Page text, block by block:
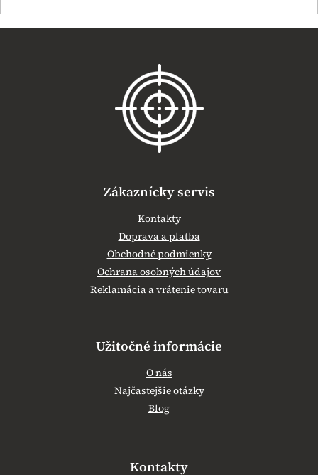
Zákaznícky servis
Kontakty
Doprava a platba
Obchodné podmienky
Ochrana osobných údajov
Reklamácia a vrátenie tovaru
Užitočné informácie
O nás
Najčastejšie otázky
Blog
Kontakty